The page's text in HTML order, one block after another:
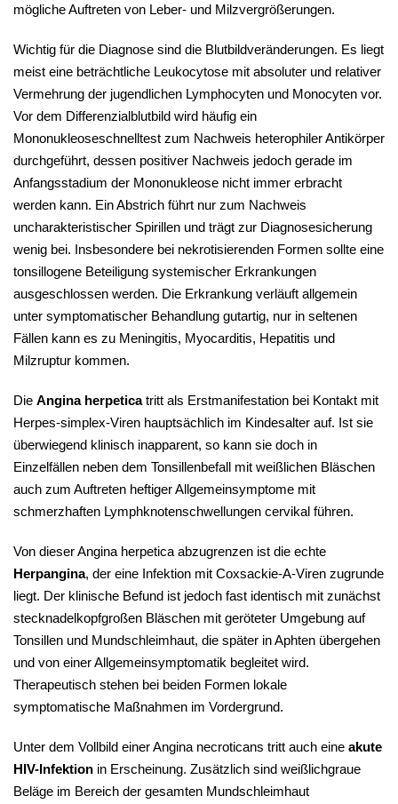
mögliche Auftreten von Leber- und Milzvergrößerungen.
Wichtig für die Diagnose sind die Blutbildveränderungen. Es liegt
meist eine beträchtliche Leukocytose mit absoluter und relativer
Vermehrung der jugendlichen Lymphocyten und Monocyten vor.
Vor dem Differenzialblutbild wird häufig ein
Mononukleoseschnelltest zum Nachweis heterophiler Antikörper
durchgeführt, dessen positiver Nachweis jedoch gerade im
Anfangsstadium der Mononukleose nicht immer erbracht
werden kann. Ein Abstrich führt nur zum Nachweis
uncharakteristischer Spirillen und trägt zur Diagnosesicherung
wenig bei. Insbesondere bei nekrotisierenden Formen sollte eine
tonsillogene Beteiligung systemischer Erkrankungen
ausgeschlossen werden. Die Erkrankung verläuft allgemein
unter symptomatischer Behandlung gutartig, nur in seltenen
Fällen kann es zu Meningitis, Myocarditis, Hepatitis und
Milzruptur kommen.
Die Angina herpeticatritt als Erstmanifestation bei Kontakt mit
Herpes-simplex-Viren hauptsächlich im Kindesalter auf. Ist sie
überwiegend klinisch inapparent, so kann sie doch in
Einzelfällen neben dem Tonsillenbefall mit weißlichen Bläschen
auch zum Auftreten heftiger Allgemeinsymptome mit
schmerzhaften Lymphknotenschwellungen cervikal führen.
Von dieser Angina herpetica abzugrenzen ist die echte
Herpangina, der eine Infektion mit Coxsackie-A-Viren zugrunde
liegt. Der klinische Befund ist jedoch fast identisch mit zunächst
stecknadelkopfgroßen Bläschen mit geröteter Umgebung auf
Tonsillen und Mundschleimhaut, die später in Aphten übergehen
und von einer Allgemeinsymptomatik begleitet wird.
Therapeutisch stehen bei beiden Formen lokale
symptomatische Maßnahmen im Vordergrund.
Unter dem Vollbild einer Angina necroticans tritt auch eine akute
HIV-Infektion in Erscheinung. Zusätzlich sind weißlichgraue
Beläge im Bereich der gesamten Mundschleimhaut